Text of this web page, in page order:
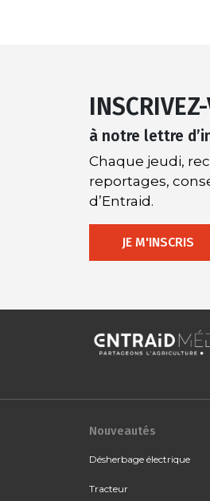
à notre lettre
Chaque jeudi,
reportages,
d’Entraid.
JE M'INSCRIS
Nouveautés
Désherbage électrique
Tracteur